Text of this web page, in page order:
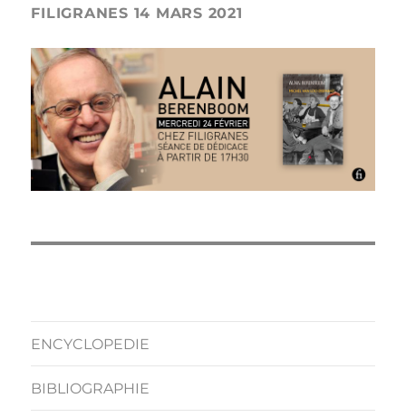
FILIGRANES 14 MARS 2021
ENCYCLOPEDIE
BIBLIOGRAPHIE